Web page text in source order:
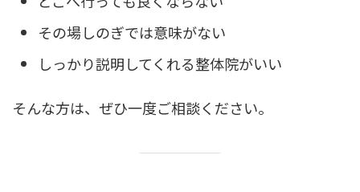
その場しのぎでは意味がない
しっかり説明してくれる整体院がいい
そんな方は、ぜひ一度ご相談ください。